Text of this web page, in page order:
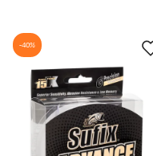
-40%